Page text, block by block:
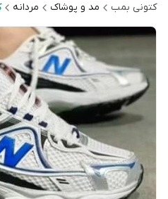
کتونی بمب مد و پوشاک مردانه